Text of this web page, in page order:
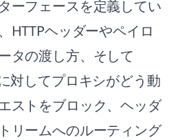
ーフェースを定義してい
HTTPヘッダーやペイロ
タの渡し方、そして
対してプロキシがどう動
ストをブロック、ヘッダ
リームへのルーティング